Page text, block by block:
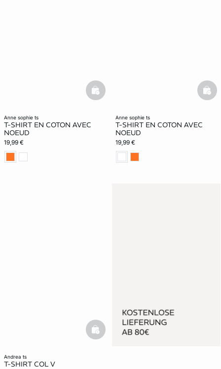
anne sophie ts
T-SHIRT EN COTON AVEC
NOEUD
19,99 €
basketfull
anne sophie ts
T-SHIRT EN COTON AVEC
NOEUD
19,99 €
andrea ts
T-SHIRT COL V
basketfull